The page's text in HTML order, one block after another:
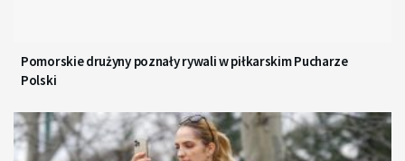
Pomorskie drużyny poznały rywali w piłkarskim Pucharze
Polski